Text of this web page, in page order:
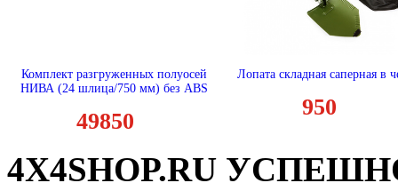
Комплект разгруженных полуосей
НИВА (24 шлица/750 мм) без ABS
49850
Лопата складная саперная в
950
4X4SHOP.RU